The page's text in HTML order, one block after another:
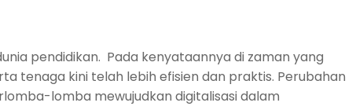
pendidikan. Pada kenyataannya di zaman yang
tenaga kini telah lebih efisien dan praktis. Perubahan
lomba mewujudkan digitalisasi dalam